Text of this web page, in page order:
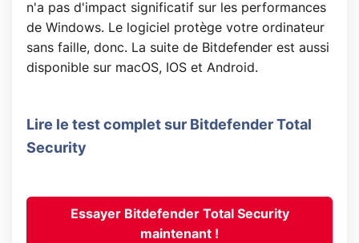
n'a pas d'impact significatif sur les performances
de Windows. Le logiciel protège votre ordinateur
sans faille, donc. La suite de Bitdefender est aussi
disponible sur macOS, IOS et Android.
Lire le test complet sur Bitdefender Total
Security
Essayer Bitdefender Total Security
maintenant !